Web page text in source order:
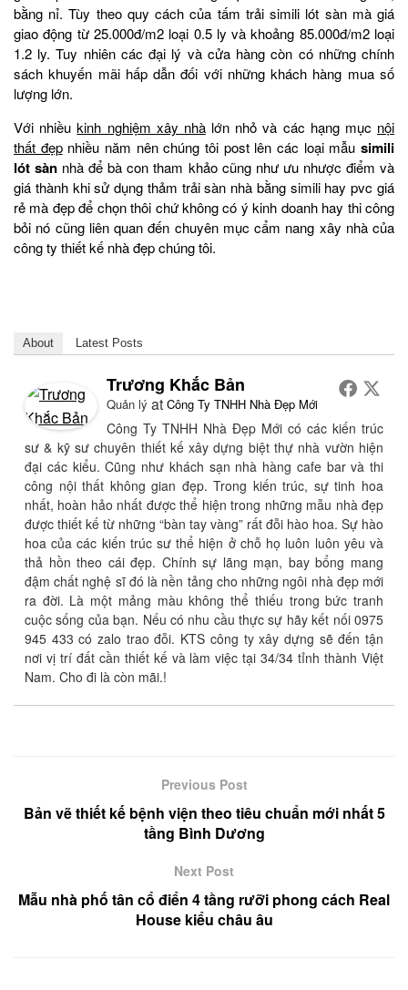
bằng nỉ. Tùy theo quy cách của tấm trải simili lót sàn mà giá
giao động từ 25.000đ/m2 loại 0.5 ly và khoảng 85.000đ/m2 loại
1.2 ly. Tuy nhiên các đại lý và cửa hàng còn có những chính
sách khuyến mãi hấp dẫn đối với những khách hàng mua số
lượng lớn.
Với nhiềukinh nghiệm xây nhàlớn nhỏ và các hạng mục nội
thất đẹpnhiều năm nên chúng tôi post lên các loại mẫusimili
lót sàn nhà để bà con tham khảo cũng như ưu nhược điểm và
giá thành khi sử dụng thảm trải sàn nhà bằng simili hay pvc giá
rẻ mà đẹp để chọn thôi chứ không có ý kinh doanh hay thi công
bỏi nó cũng liên quan đến chuyên mục cẩm nang xây nhà của
công ty thiết kế nhà đẹp chúng tôi.
About Latest Posts
Trương Khắc Bản
Quản lý at Công Ty TNHH Nhà Đẹp Mới
Công Ty TNHH Nhà Đẹp Mới có các kiến trúc
sư & kỹ sư chuyên thiết kế xây dựng biệt thự nhà vườn hiện
đại các kiểu. Cũng như khách sạn nhà hàng cafe bar và thi
công nội thất không gian đẹp. Trong kiến trúc, sự tinh hoa
nhất, hoàn hảo nhất được thể hiện trong những mẫu nhà đẹp
được thiết kế từ những “bàn tay vàng” rất đỗi hào hoa. Sự hào
hoa của các kiến trúc sư thể hiện ở chỗ họ luôn luôn yêu và
thả hồn theo cái đẹp. Chính sự lãng mạn, bay bổng mang
đậm chất nghệ sĩ đó là nền tảng cho những ngôi nhà đẹp mới
ra đời. Là một mảng màu không thể thiếu trong bức tranh
cuộc sống của bạn. Nếu có nhu cầu thực sự hãy kết nối 0975
945 433 có zalo trao đỗi. KTS công ty xây dựng sẽ đến tận
nơi vị trí đất cần thiết kế và làm việc tại 34/34 tỉnh thành Việt
Nam. Cho đi là còn mãi.!
Previous Post
Bản vẽ thiết kế bệnh viện theo tiêu chuẩn mới nhất 5
tầng Bình Dương
Next Post
Mẫu nhà phố tân cổ điển 4 tầng rưỡi phong cách Real
House kiểu châu âu